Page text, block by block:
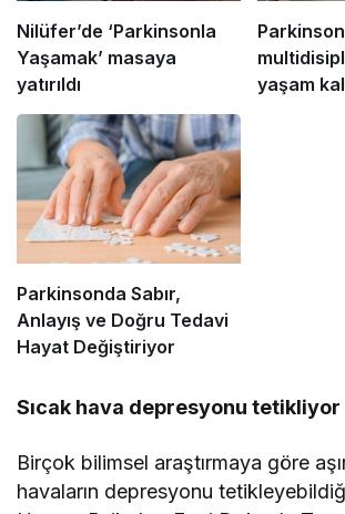
Nilüfer’de ‘Parkinsonla
Yaşamak’ masaya
yatırıldı
yaşam
Parkinsonda Sabır,
Anlayış ve Doğru Tedavi
Hayat Değiştiriyor
Sıcak hava depresyonu tetikliyor
Birçok bilimsel araştırmaya göre
havaların depresyonu